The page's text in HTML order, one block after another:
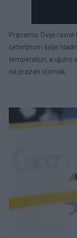
Priprema: Dvije
četvrtinom šolje
temperaturi, a ujutro
na prazan stomak.